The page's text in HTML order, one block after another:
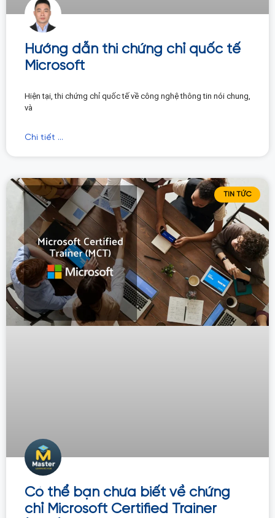
Hướng dẫn thi chứng chỉ quốc tế
Microsoft
Hiện tại, thi chứng chỉ quốc tế về công nghệ thông tin nói chung,
và
Chi tiết ...
TIN TỨC
Có thể bạn chưa biết về chứng
chỉ Microsoft Certified Trainer